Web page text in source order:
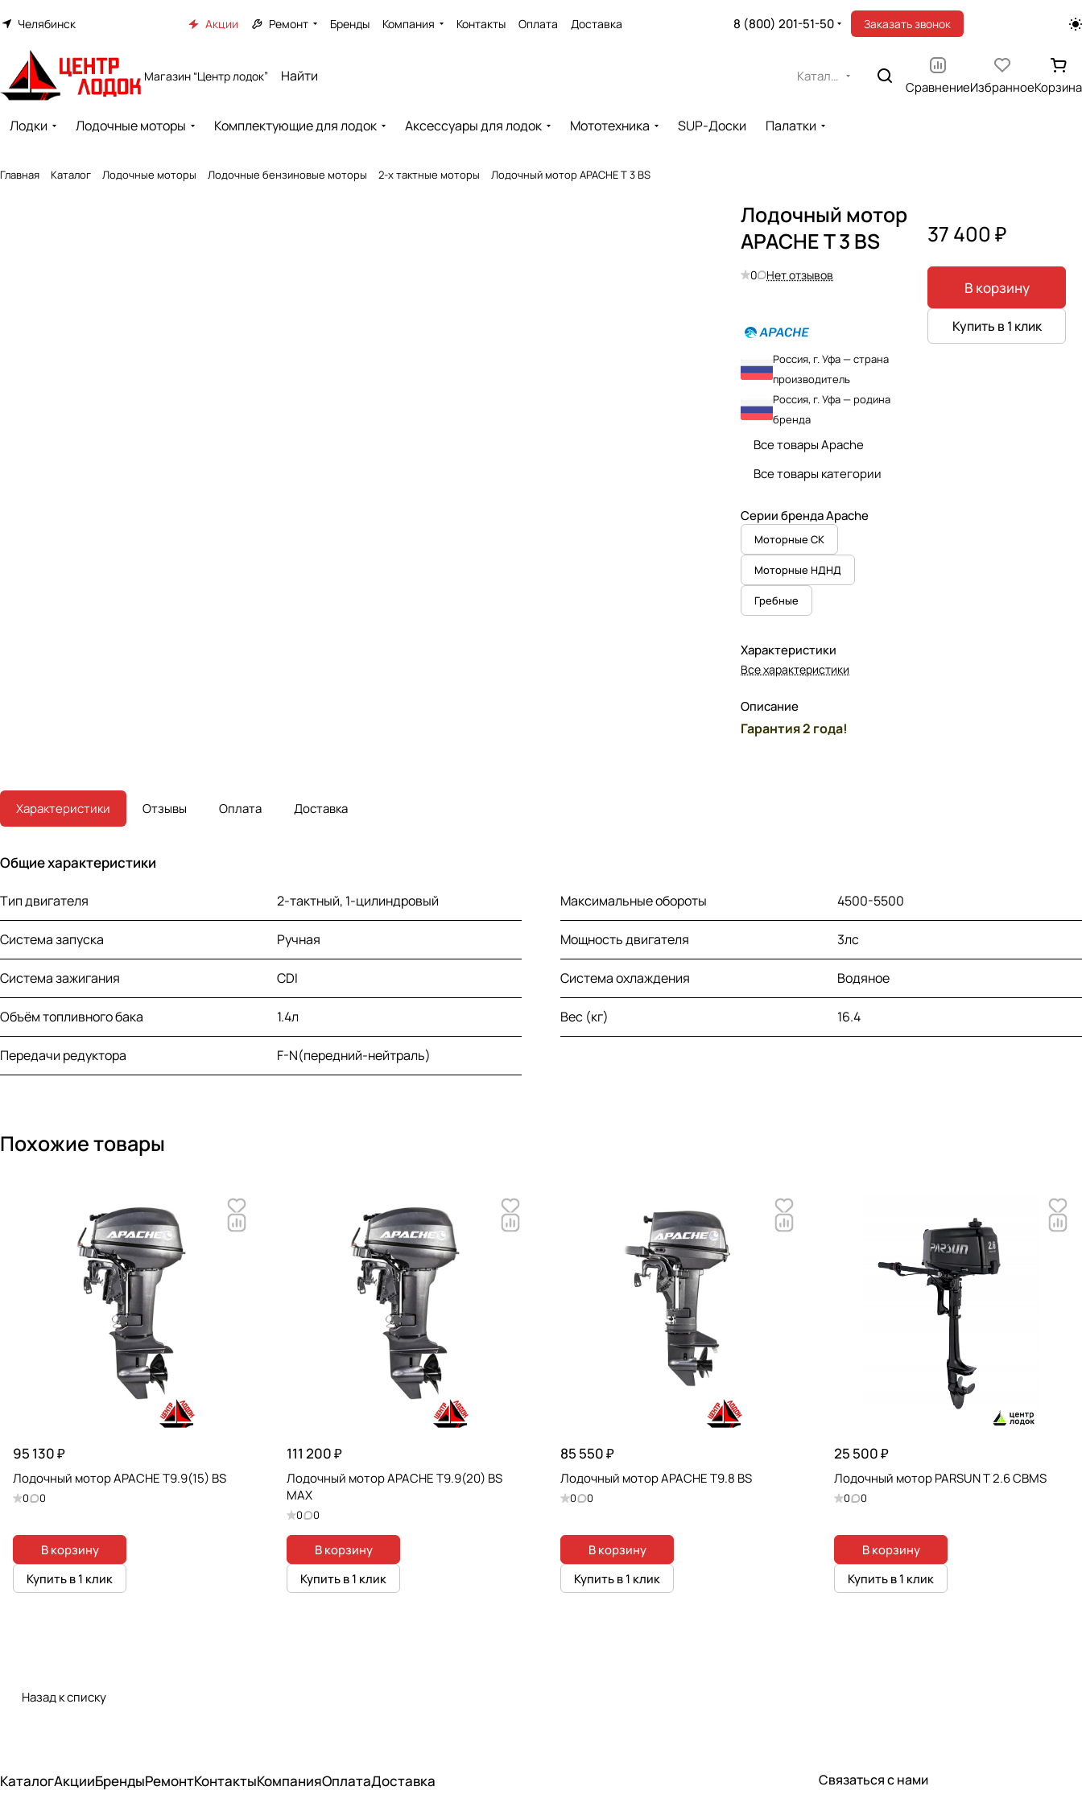
Челябинск Акции Ремонт Бренды Компания Контакты Оплата Доставка 8 (800) 201-51-50 Заказать звонок
Магазин “Центр лодок” Каталог
СравнениеИзбранноеКорзина
Лодки Лодочные моторы Комплектующие для лодок Аксессуары для лодок Мототехника SUP-Доски Палатки
Главная Каталог Лодочные моторы Лодочные бензиновые моторы 2-х тактные моторы Лодочный мотор APACHE T 3 BS
Лодочный мотор
APACHE T 3 BS
0 Нет отзывов
Россия, г. Уфа — страна
производитель
Россия, г. Уфа — родина
бренда
Все товары Apache
Все товары категории
Серии бренда Apache
Моторные СК
Моторные НДНД
Гребные
Характеристики
Все характеристики
Описание
Гарантия 2 года!
37 400 ₽
В корзину
Купить в 1 клик
Характеристики Отзывы Оплата Доставка
Общие характеристики
Тип двигателя 2-тактный, 1-цилиндровый Максимальные обороты 4500-5500
Система запуска Ручная Мощность двигателя 3лс
Система зажигания CDI Система охлаждения Водяное
Объём топливного бака 1.4л Вес (кг) 16.4
Передачи редуктора F-N(передний-нейтраль)
Похожие товары
95 130 ₽
Лодочный мотор APACHE T9.9(15) BS
0 0
В корзину
Купить в 1 клик
111 200 ₽
Лодочный мотор APACHE T9.9(20) BS
MAX
0 0
В корзину
Купить в 1 клик
85 550 ₽
Лодочный мотор APACHE T9.8 BS
0 0
В корзину
Купить в 1 клик
25 500 ₽
Лодочный мотор PARSUN T 2.6 CBMS
0 0
В корзину
Купить в 1 клик
Назад к списку
КаталогАкцииБрендыРемонтКонтактыКомпанияОплатаДоставка Связаться с нами